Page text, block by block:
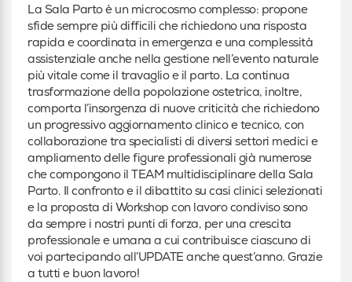
La Sala Parto è un microcosmo complesso: propone
sfide sempre più difficili che richiedono una risposta
rapida e coordinata in emergenza e una complessità
assistenziale anche nella gestione nell’evento naturale
più vitale come il travaglio e il parto. La continua
trasformazione della popolazione ostetrica, inoltre,
comporta l’insorgenza di nuove criticità che richiedono
un progressivo aggiornamento clinico e tecnico, con
collaborazione tra specialisti di diversi settori medici e
ampliamento delle figure professionali già numerose
che compongono il TEAM multidisciplinare della Sala
Parto. Il confronto e il dibattito su casi clinici selezionati
e la proposta di Workshop con lavoro condiviso sono
da sempre i nostri punti di forza, per una crescita
professionale e umana a cui contribuisce ciascuno di
voi partecipando all’UPDATE anche quest’anno. Grazie
a tutti e buon lavoro!